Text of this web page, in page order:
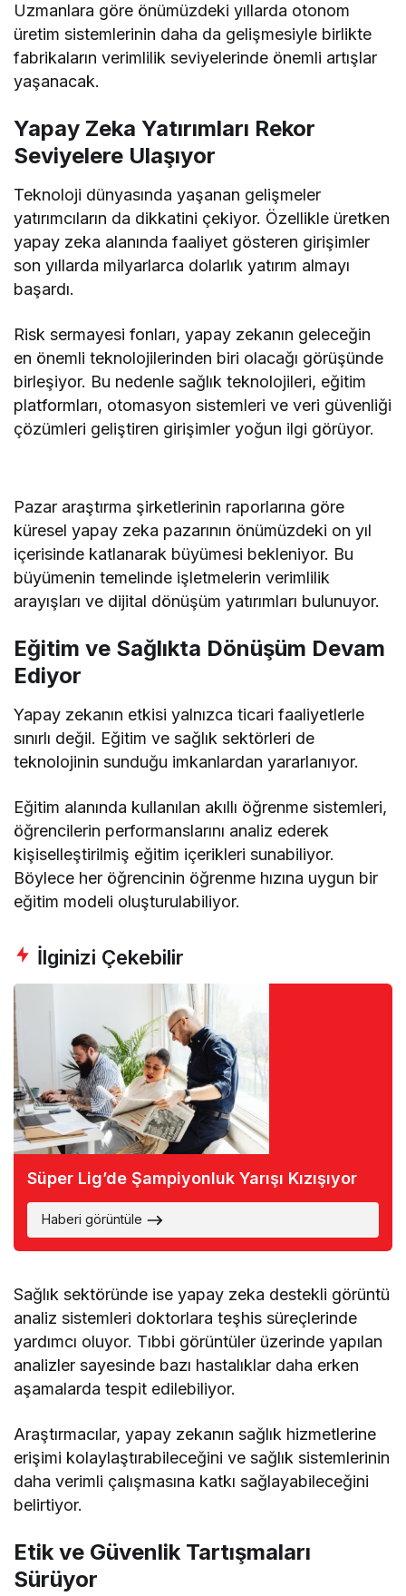
Uzmanlara göre önümüzdeki yıllarda otonom
üretim sistemlerinin daha da gelişmesiyle birlikte
fabrikaların verimlilik seviyelerinde önemli artışlar
yaşanacak.
Yapay Zeka Yatırımları Rekor
Seviyelere Ulaşıyor
Teknoloji dünyasında yaşanan gelişmeler
yatırımcıların da dikkatini çekiyor. Özellikle üretken
yapay zeka alanında faaliyet gösteren girişimler
son yıllarda milyarlarca dolarlık yatırım almayı
başardı.
Risk sermayesi fonları, yapay zekanın geleceğin
en önemli teknolojilerinden biri olacağı görüşünde
birleşiyor. Bu nedenle sağlık teknolojileri, eğitim
platformları, otomasyon sistemleri ve veri güvenliği
çözümleri geliştiren girişimler yoğun ilgi görüyor.
Pazar araştırma şirketlerinin raporlarına göre
küresel yapay zeka pazarının önümüzdeki on yıl
içerisinde katlanarak büyümesi bekleniyor. Bu
büyümenin temelinde işletmelerin verimlilik
arayışları ve dijital dönüşüm yatırımları bulunuyor.
Eğitim ve Sağlıkta Dönüşüm Devam
Ediyor
Yapay zekanın etkisi yalnızca ticari faaliyetlerle
sınırlı değil. Eğitim ve sağlık sektörleri de
teknolojinin sunduğu imkanlardan yararlanıyor.
Eğitim alanında kullanılan akıllı öğrenme sistemleri,
öğrencilerin performanslarını analiz ederek
kişiselleştirilmiş eğitim içerikleri sunabiliyor.
Böylece her öğrencinin öğrenme hızına uygun bir
eğitim modeli oluşturulabiliyor.
İlginizi Çekebilir
Süper Lig’de Şampiyonluk Yarışı Kızışıyor
Haberi görüntüle
Sağlık sektöründe ise yapay zeka destekli görüntü
analiz sistemleri doktorlara teşhis süreçlerinde
yardımcı oluyor. Tıbbi görüntüler üzerinde yapılan
analizler sayesinde bazı hastalıklar daha erken
aşamalarda tespit edilebiliyor.
Araştırmacılar, yapay zekanın sağlık hizmetlerine
erişimi kolaylaştırabileceğini ve sağlık sistemlerinin
daha verimli çalışmasına katkı sağlayabileceğini
belirtiyor.
Etik ve Güvenlik Tartışmaları
Sürüyor